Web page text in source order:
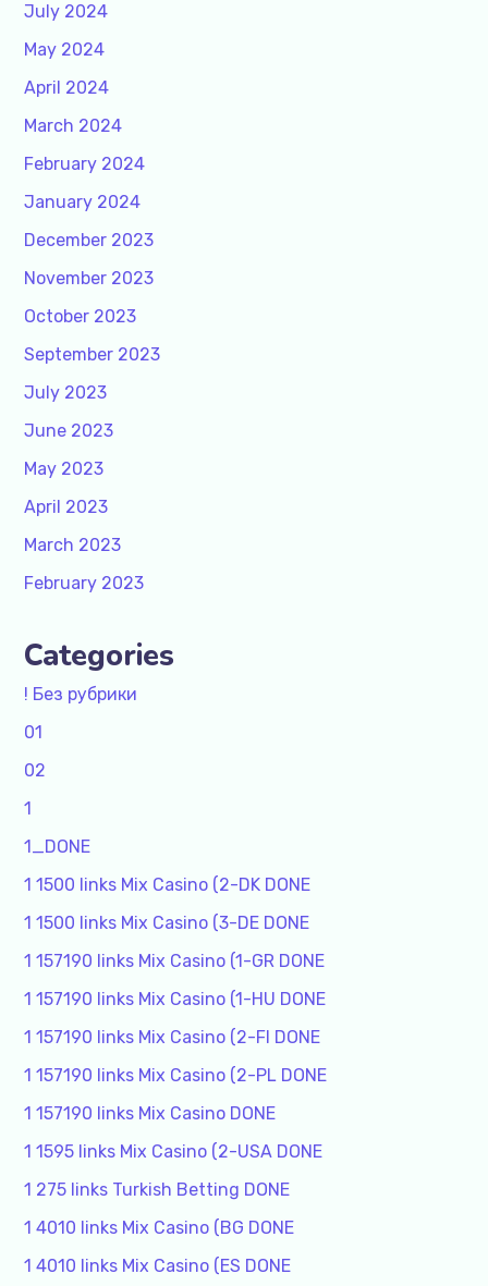
July 2024
May 2024
April 2024
March 2024
February 2024
January 2024
December 2023
November 2023
October 2023
September 2023
July 2023
June 2023
May 2023
April 2023
March 2023
February 2023
Categories
! Без рубрики
01
02
1
1_DONE
1 1500 links Mix Casino (2-DK DONE
1 1500 links Mix Casino (3-DE DONE
1 157190 links Mix Casino (1-GR DONE
1 157190 links Mix Casino (1-HU DONE
1 157190 links Mix Casino (2-FI DONE
1 157190 links Mix Casino (2-PL DONE
1 157190 links Mix Casino DONE
1 1595 links Mix Casino (2-USA DONE
1 275 links Turkish Betting DONE
1 4010 links Mix Casino (BG DONE
1 4010 links Mix Casino (ES DONE